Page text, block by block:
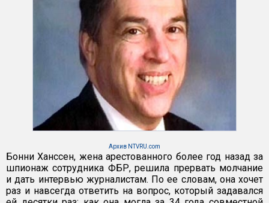
Архив NTVRU.com
Бонни Ханссен, жена арестованного более год назад за
шпионаж сотрудника ФБР, решила прервать молчание
и дать интервью журналистам. По ее словам, она хочет
раз и навсегда ответить на вопрос, который задавался